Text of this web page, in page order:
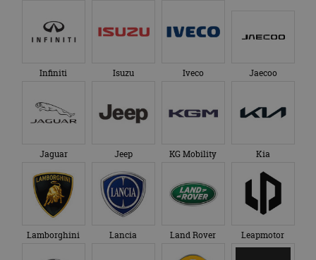
Infiniti Isuzu Iveco Jaecoo
Jaguar Jeep KG Mobility Kia
Lamborghini Lancia Land Rover Leapmotor